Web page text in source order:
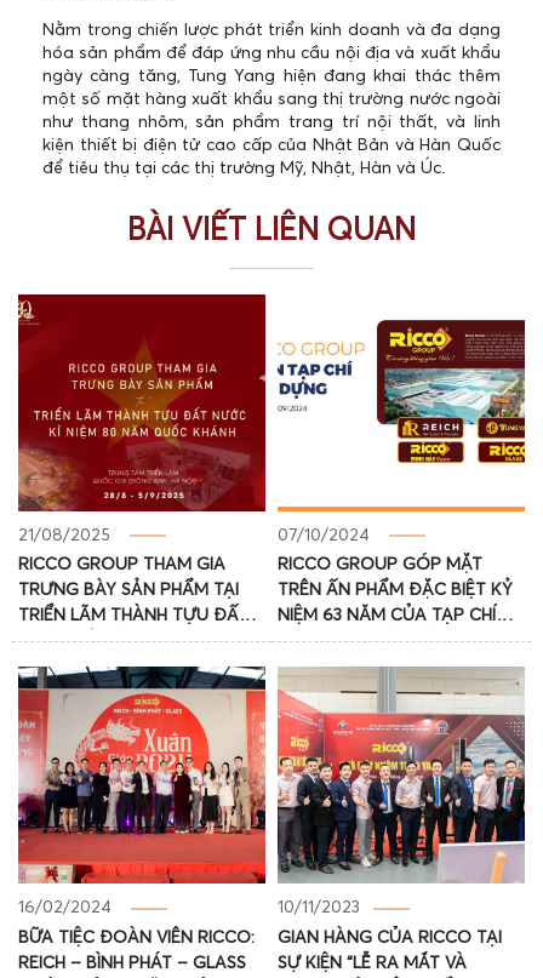
Nằm trong chiến lược phát triển kinh doanh và đa dạng
hóa sản phẩm để đáp ứng nhu cầu nội địa và xuất khẩu
ngày càng tăng, Tung Yang hiện đang khai thác thêm
một số mặt hàng xuất khẩu sang thị trường nước ngoài
như thang nhôm, sản phẩm trang trí nội thất, và linh
kiện thiết bị điện tử cao cấp của Nhật Bản và Hàn Quốc
để tiêu thụ tại các thị trường Mỹ, Nhật, Hàn và Úc.
BÀI VIẾT LIÊN QUAN
21/08/2025
RICCO GROUP THAM GIA
TRƯNG BÀY SẢN PHẨM TẠI
TRIỂN LÃM THÀNH TỰU ĐẤT
NƯỚC KỶ NIỆM 80 NĂM
QUỐC KHÁNH
07/10/2024
RICCO GROUP GÓP MẶT
TRÊN ẤN PHẨM ĐẶC BIỆT KỶ
NIỆM 63 NĂM CỦA TẠP CHÍ
XÂY DỰNG SỐ THÁNG 9/2024
16/02/2024
BỮA TIỆC ĐOÀN VIÊN RICCO:
REICH – BÌNH PHÁT – GLASS
10/11/2023
GIAN HÀNG CỦA RICCO TẠI
SỰ KIỆN “LỄ RA MẮT VÀ